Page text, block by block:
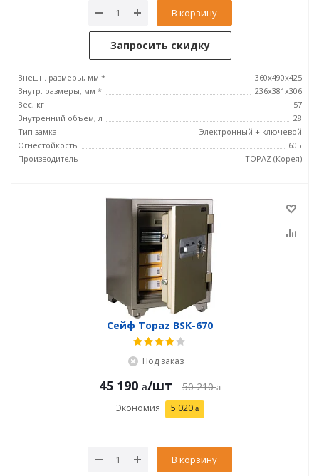
В корзину
Запросить скидку
Внешн. размеры, мм *
360x490x425
Внутр. размеры, мм *
236x381х306
Вес, кг
57
Внутренний объем, л
28
Тип замка
Электронный + ключевой
Огнестойкость
60Б
Производитель
TOPAZ (Корея)
Сейф Topaz BSK-670
Под заказ
45 190 /шт 50 210
Экономия 5 020
В корзину